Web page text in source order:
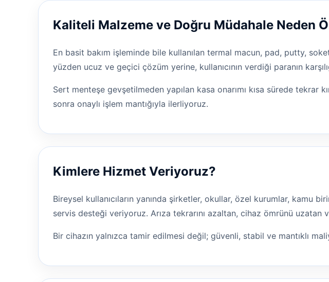
Kaliteli Malzeme ve Doğru Müdahale Neden
En basit bakım işleminde bile kullanılan termal macun, pad, putty,
yüzden ucuz ve geçici çözüm yerine, kullanıcının verdiği paranın
Sert menteşe gevşetilmeden yapılan kasa onarımı kısa sürede tekrar
sonra onaylı işlem mantığıyla ilerliyoruz.
Kimlere Hizmet Veriyoruz?
Bireysel kullanıcıların yanında şirketler, okullar, özel kurumlar, kamu
servis desteği veriyoruz. Arıza tekrarını azaltan, cihaz ömrünü uzatan
Bir cihazın yalnızca tamir edilmesi değil; güvenli, stabil ve mantıklı